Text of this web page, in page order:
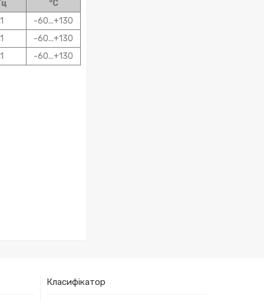
°C
-60...+130
-60...+130
-60...+130
Класифікатор